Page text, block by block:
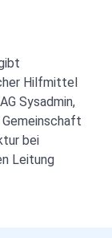
Hilfmittel
Sysadmin,
bei
Leitung